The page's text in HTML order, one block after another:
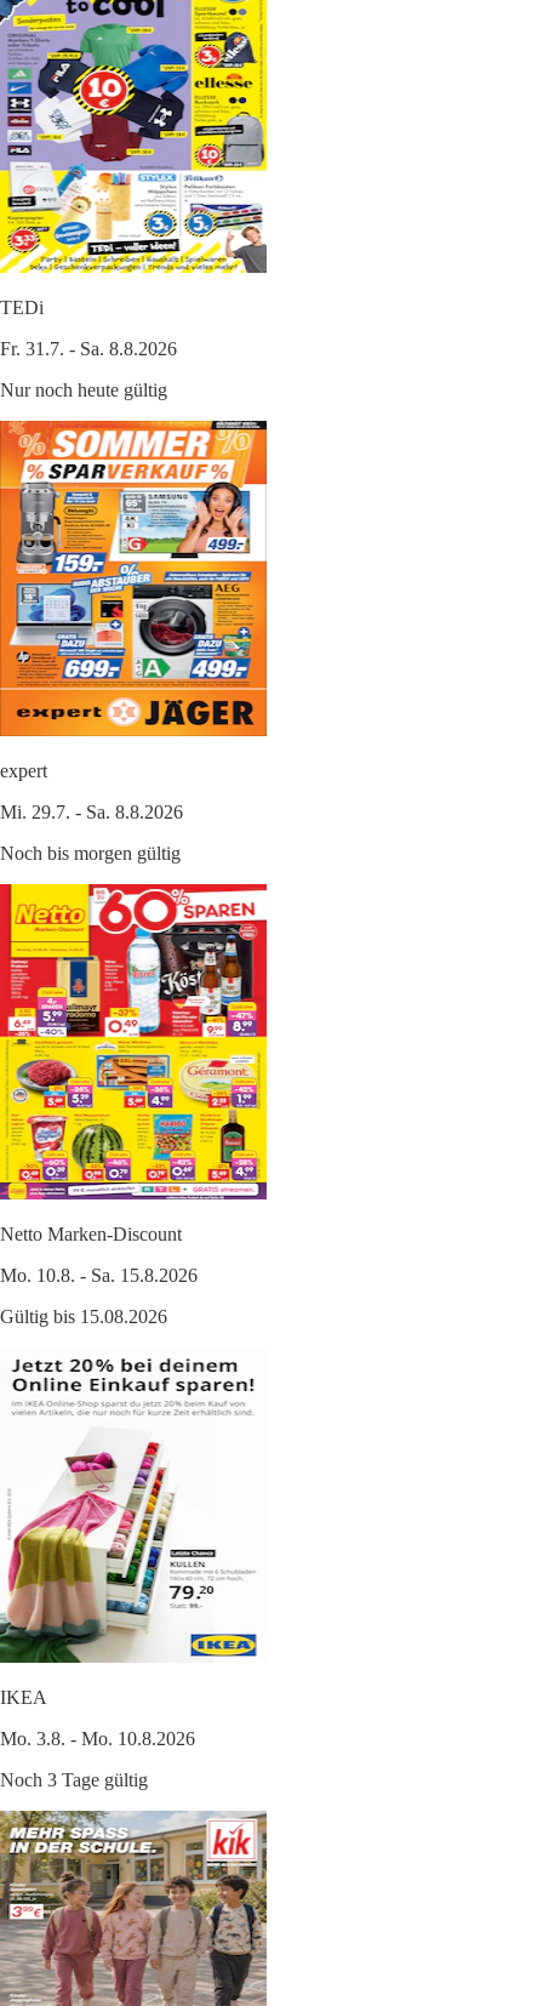
TEDi
Fr. 31.7. - Sa. 8.8.2026
Nur noch heute gültig
expert
Mi. 29.7. - Sa. 8.8.2026
Noch bis morgen gültig
Netto Marken-Discount
Mo. 10.8. - Sa. 15.8.2026
Gültig bis 15.08.2026
IKEA
Mo. 3.8. - Mo. 10.8.2026
Noch 3 Tage gültig